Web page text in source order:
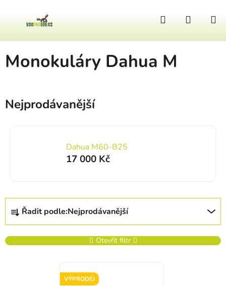
Hledat
Domů
Monokuláry Dahua M
Nejprodávanější
Dahua M60-B25
17 000 Kč
Řazení produktů
Řadit podle:Nejprodávanější
Otevřít filtr
VÝPRODEJ